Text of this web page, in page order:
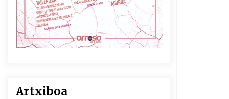
Hamaika Telebistaren eskutik
2021/06/30
Artxiboa